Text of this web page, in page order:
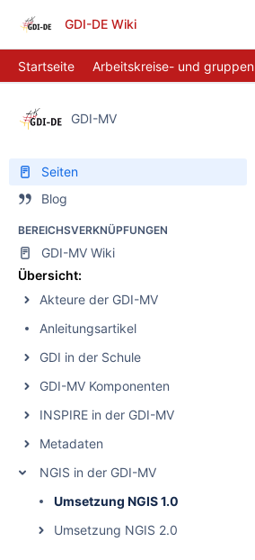
GDI-DE Wiki
Startseite Arbeitskreise- und gruppen
GDI-MV
Seiten
Blog
BEREICHSVERKNÜPFUNGEN
GDI-MV Wiki
Übersicht:
Akteure der GDI-MV
Anleitungsartikel
GDI in der Schule
GDI-MV Komponenten
INSPIRE in der GDI-MV
Metadaten
NGIS in der GDI-MV
Umsetzung NGIS 1.0
Umsetzung NGIS 2.0